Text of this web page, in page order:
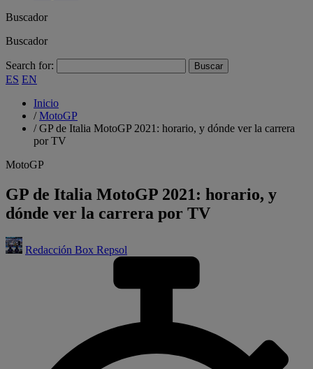
Buscador
Buscador
Search for:
ES EN
Inicio
/MotoGP
/GP de Italia MotoGP 2021: horario, y dónde ver la carrera
por TV
MotoGP
GP de Italia MotoGP 2021: horario, y
dónde ver la carrera por TV
Redacción Box Repsol